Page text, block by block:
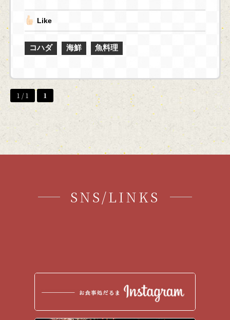
Like
コハダ 海鮮 魚料理
1 / 1 1
SNS/LINKS